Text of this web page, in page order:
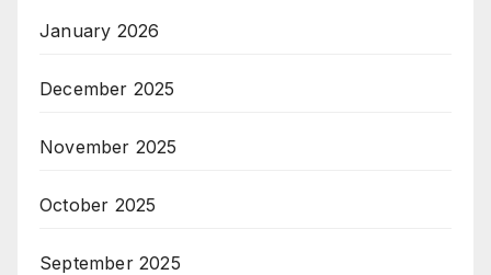
January 2026
December 2025
November 2025
October 2025
September 2025